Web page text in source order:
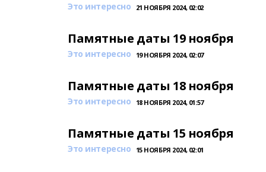
Это интересно 21 НОЯБРЯ 2024, 02:02
Памятные даты 19 ноября
Это интересно 19 НОЯБРЯ 2024, 02:07
Памятные даты 18 ноября
Это интересно 18 НОЯБРЯ 2024, 01:57
Памятные даты 15 ноября
Это интересно 15 НОЯБРЯ 2024, 02:01